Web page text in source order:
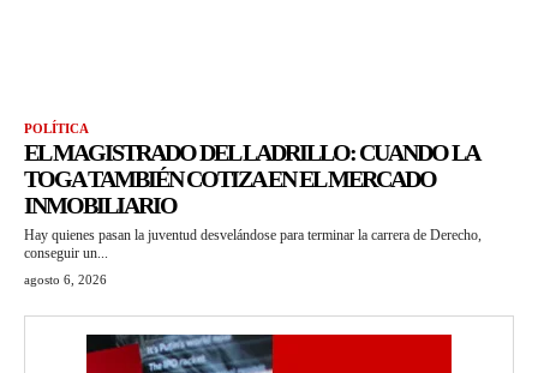
POLÍTICA
EL MAGISTRADO DEL LADRILLO: CUANDO LA
TOGA TAMBIÉN COTIZA EN EL MERCADO
INMOBILIARIO
Hay quienes pasan la juventud desvelándose para terminar la carrera de Derecho,
conseguir un...
agosto 6, 2026